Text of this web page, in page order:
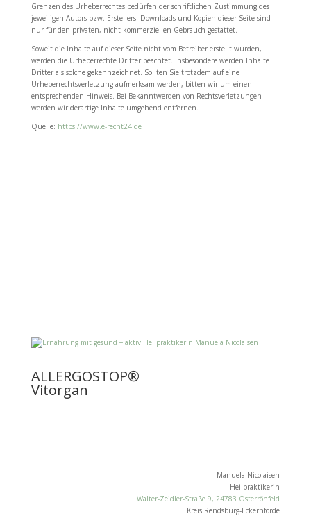
Grenzen des Urheberrechtes bedürfen der schriftlichen Zustimmung des
jeweiligen Autors bzw. Erstellers. Downloads und Kopien dieser Seite sind
nur für den privaten, nicht kommerziellen Gebrauch gestattet.
Soweit die Inhalte auf dieser Seite nicht vom Betreiber erstellt wurden,
werden die Urheberrechte Dritter beachtet. Insbesondere werden Inhalte
Dritter als solche gekennzeichnet. Sollten Sie trotzdem auf eine
Urheberrechtsverletzung aufmerksam werden, bitten wir um einen
entsprechenden Hinweis. Bei Bekanntwerden von Rechtsverletzungen
werden wir derartige Inhalte umgehend entfernen.
Quelle: https://www.e-recht24.de
ALLERGOSTOP®
Vitorgan
Manuela Nicolaisen
Heilpraktikerin
Walter-Zeidler-Straße 9, 24783 Osterrönfeld
Kreis Rendsburg-Eckernförde